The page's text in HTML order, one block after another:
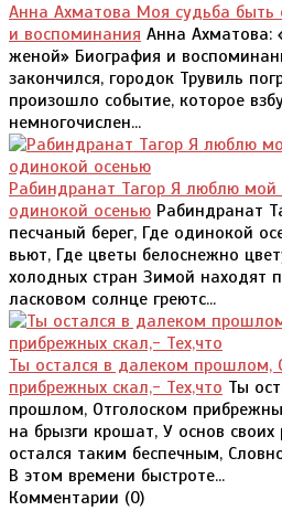
Анна Ахматова Моя судьба быть
и воспоминания Анна Ахматова:
женой» Биография и
закончился, городок Трувиль
произошло событие, которое
немногочислен...
Рабиндранат Тагор Я люблю мой
одинокой осенью Рабиндранат
песчаный берег, Где одинокой
вьют, Где цветы белоснежно
холодных стран Зимой находят
ласковом солнце греютс...
Ты остался в далеком прошлом,
прибрежных скал,- Тех,что Ты
прошлом, Отголоском
на брызги крошат, У основ своих
остался таким беспечным,
В этом времени быстроте...
Комментарии (0)